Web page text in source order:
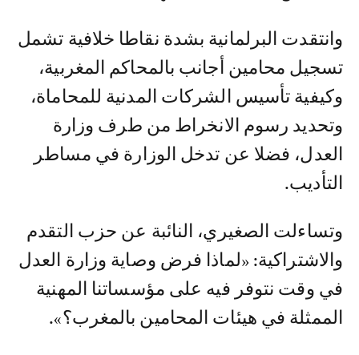
وانتقدت البرلمانية بشدة نقاطا خلافية تشمل
تسجيل محامين أجانب بالمحاكم المغربية،
وكيفية تأسيس الشركات المدنية للمحاماة،
وتحديد رسوم الانخراط من طرف وزارة
العدل، فضلا عن تدخل الوزارة في مساطر
التأديب.
وتساءلت الصغيري، النائبة عن حزب التقدم
والاشتراكية: «لماذا فرض وصاية وزارة العدل
في وقت نتوفر فيه على مؤسساتنا المهنية
الممثلة في هيئات المحامين بالمغرب؟».